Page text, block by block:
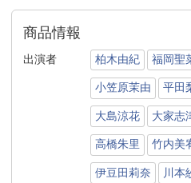
商品情報
出演者 柏木由紀 福岡聖
小笠原茉由 平田
大島涼花 大家志
高橋朱里 竹内美
伊豆田莉奈 川本